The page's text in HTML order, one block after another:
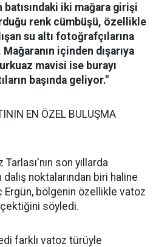
iki mağara girişi
renk cümbüşü, özellikle
su altı fotoğrafçılarına
içinden dışarıya
mavisi ise burayı
başında geliyor."
EN ÖZEL BULUŞMA
Tarlası'nın son yıllarda
noktalarından biri haline
bölgenin özellikle vatoz
söyledi.
farklı vatoz türüyle